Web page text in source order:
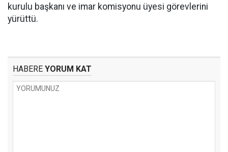
kurulu başkanı ve imar komisyonu üyesi görevlerini
yürüttü.
HABERE YORUM KAT